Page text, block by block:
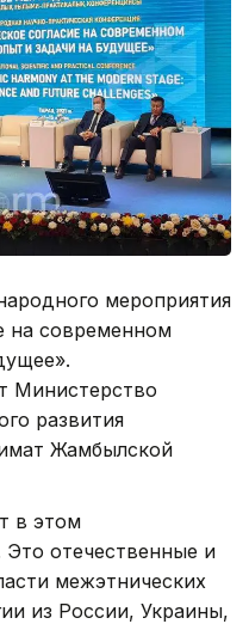
мероприятия
на современном
Министерство
развития
Жамбылской
в этом
отечественные и
межэтнических
из России, Украины,